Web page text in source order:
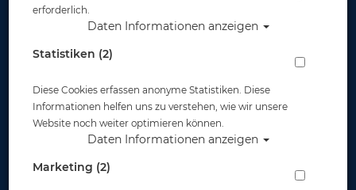
erforderlich.
Daten Informationen anzeigen
Statistiken (2)
Diese Cookies erfassen anonyme Statistiken. Diese
Informationen helfen uns zu verstehen, wie wir unsere
Website noch weiter optimieren können.
Daten Informationen anzeigen
Marketing (2)